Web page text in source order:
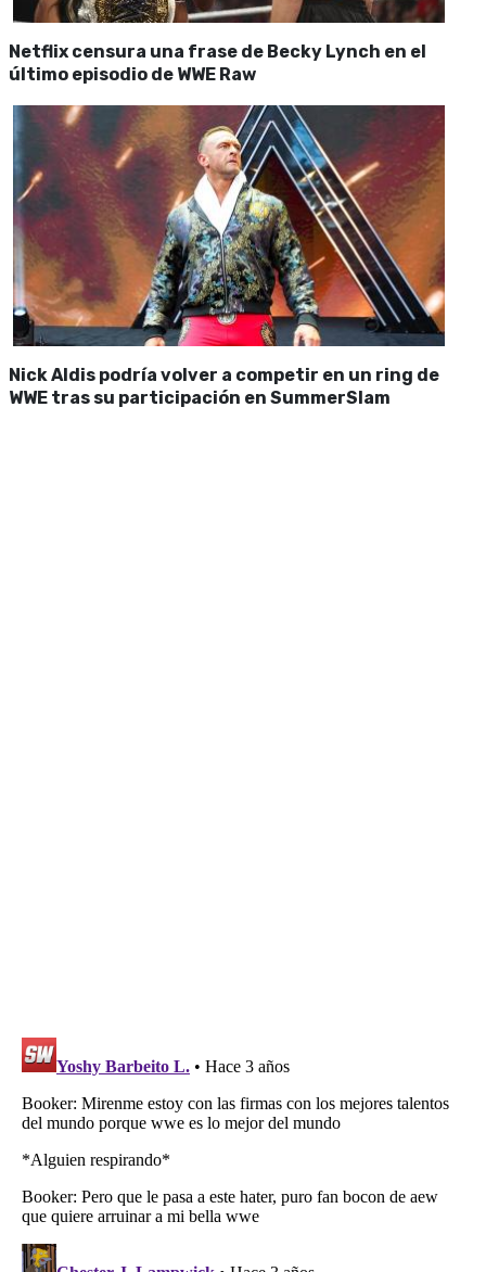
Netflix censura una frase de Becky Lynch en el
último episodio de WWE Raw
Nick Aldis podría volver a competir en un ring de
WWE tras su participación en SummerSlam